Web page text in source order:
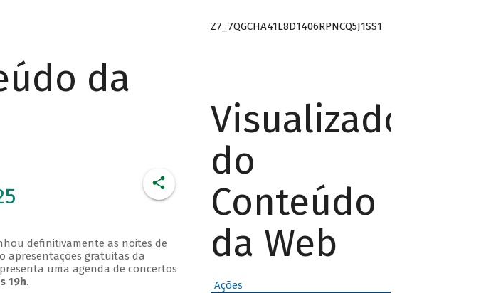
da
definitivamente as noites de
apresentações gratuitas da
uma agenda de concertos
19h.
Z7_7QGCHA41L8D1406RPNCQ5J1SS1
Visualizador
do
Conteúdo
da Web
Ações